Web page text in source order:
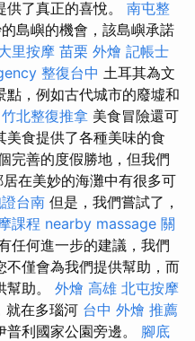
了真正的喜悅。 南屯整
島嶼的機會，該島嶼承諾
里按摩 苗栗 外燴 記帳士
整復台中 土耳其為文
，例如古代城市的廢墟和
竹北整復推拿 美食冒險還可
美食提供了各種美味的食
完善的度假勝地，但我們
在美妙的海灘中有很多可
台南 但是，我們嘗試了，
課程 nearby massage 關
任何進一步的建議，我們
不僅會為我們提供幫助，而
幫助。 外燴 高雄 北屯按摩
在多瑙河 台中 外燴 推薦
普利國家公園旁邊。 腳底